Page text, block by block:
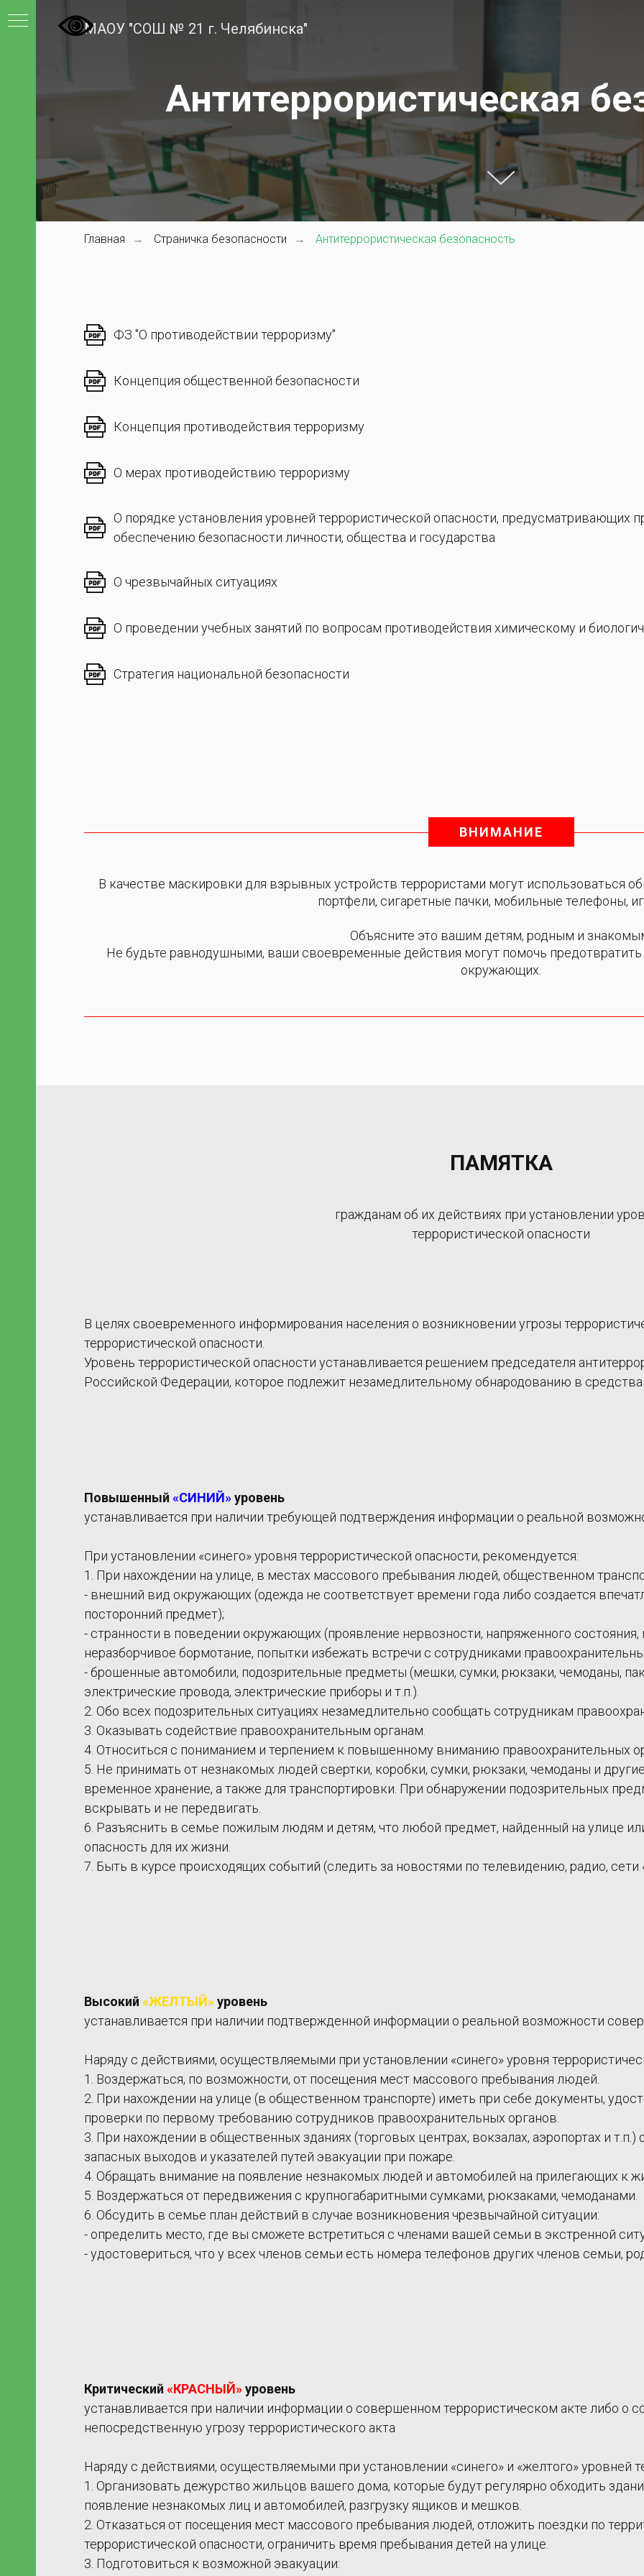
МАОУ "СОШ № 21 г. Челябинска"
Антитеррористическая
Главная → Страничка безопасности → Антитеррористическая безопасность
ФЗ "О противодействии терроризму"
Концепция общественной безопасности
Концепция противодействия терроризму
О мерах противодействию терроризму
О порядке установления уровней террористической опасности, предусматривающих
обеспечению безопасности личности, общества и государства
О чрезвычайных ситуациях
О проведении учебных занятий по вопросам противодействия химическому и
Стратегия национальной безопасности
ВНИМАНИЕ
В качестве маскировки для взрывных устройств террористами могут использоваться
портфели, сигаретные пачки, мобильные телефоны,
Объясните это вашим детям, родным и
Не будьте равнодушными, ваши своевременные действия могут помочь предотвратить
окружающих.
ПАМЯТКА
гражданам об их действиях при установлении
террористической опасности
В целях своевременного информирования населения о возникновении угрозы
террористической опасности.
Уровень террористической опасности устанавливается решением председателя
Российской Федерации, которое подлежит незамедлительному обнародованию в
Повышенный «СИНИЙ»уровень
устанавливается при наличии требующей подтверждения информации о реальной
При установлении «синего» уровня террористической опасности, рекомендуется:
1. При нахождении на улице, в местах массового пребывания людей, общественном
- внешний вид окружающих (одежда не соответствует времени года либо создается
посторонний предмет);
- странности в поведении окружающих (проявление нервозности, напряженного
неразборчивое бормотание, попытки избежать встречи с сотрудниками
- брошенные автомобили, подозрительные предметы (мешки, сумки, рюкзаки, чемоданы,
электрические провода, электрические приборы и т.п.).
2. Обо всех подозрительных ситуациях незамедлительно сообщать сотрудникам
3. Оказывать содействие правоохранительным органам.
4. Относиться с пониманием и терпением к повышенному вниманию правоохранительных
5. Не принимать от незнакомых людей свертки, коробки, сумки, рюкзаки, чемоданы и
временное хранение, а также для транспортировки. При обнаружении подозрительных
вскрывать и не передвигать.
6. Разъяснить в семье пожилым людям и детям, что любой предмет, найденный на улице
опасность для их жизни.
7. Быть в курсе происходящих событий (следить за новостями по телевидению, радио, сети
Высокий «ЖЕЛТЫЙ»уровень
устанавливается при наличии подтвержденной информации о реальной возможности
Наряду с действиями, осуществляемыми при установлении «синего» уровня
1. Воздержаться, по возможности, от посещения мест массового пребывания людей.
2. При нахождении на улице (в общественном транспорте) иметь при себе документы,
проверки по первому требованию сотрудников правоохранительных органов.
3. При нахождении в общественных зданиях (торговых центрах, вокзалах, аэропортах и
запасных выходов и указателей путей эвакуации при пожаре.
4. Обращать внимание на появление незнакомых людей и автомобилей на прилегающих к
5. Воздержаться от передвижения с крупногабаритными сумками, рюкзаками, чемоданами.
6. Обсудить в семье план действий в случае возникновения чрезвычайной ситуации:
- определить место, где вы сможете встретиться с членами вашей семьи в экстренной
- удостовериться, что у всех членов семьи есть номера телефонов других членов семьи,
Критический «КРАСНЫЙ»уровень
устанавливается при наличии информации о совершенном террористическом акте либо о
непосредственную угрозу террористического акта
Наряду с действиями, осуществляемыми при установлении «синего» и «желтого» уровней
1. Организовать дежурство жильцов вашего дома, которые будут регулярно обходить
появление незнакомых лиц и автомобилей, разгрузку ящиков и мешков.
2. Отказаться от посещения мест массового пребывания людей, отложить поездки по
террористической опасности, ограничить время пребывания детей на улице.
3. Подготовиться к возможной эвакуации: